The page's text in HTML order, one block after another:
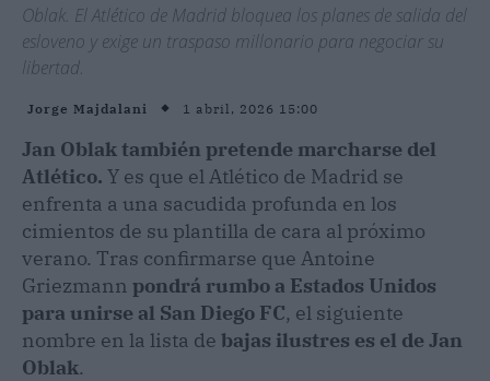
Oblak. El Atlético de Madrid bloquea los planes de salida del
esloveno y exige un traspaso millonario para negociar su
libertad.
Jorge Majdalani 1 abril, 2026 15:00
Jan Oblak también pretende marcharse del
Atlético. Y es que ​el Atlético de Madrid se
enfrenta a una sacudida profunda en los
cimientos de su plantilla de cara al próximo
verano. Tras confirmarse que Antoine
Griezmann pondrá rumbo a Estados Unidos
para unirse al San Diego FC, el siguiente
nombre en la lista de bajas ilustres es el deJan
Oblak.